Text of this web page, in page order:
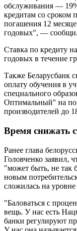
обслуживания —
кредитам со сроком
погашения 12
годовых", —
Ставка по кредиту
годовых в течение
Также Беларусбанк
оплату обучения в
специального
Оптимальный" на
производителей до
Время снижать
Ранее глава
Головченко заявил,
"может быть, не так
новым
сложилась на
"Баловаться с
вещь. У нас есть
банки регулируют